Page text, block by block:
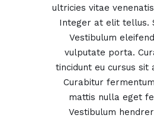
ultricies vitae
Integer at elit tellus.
Vestibulum
vulputate porta.
tincidunt eu cursus sit
Curabitur
mattis nulla eget
Vestibulum